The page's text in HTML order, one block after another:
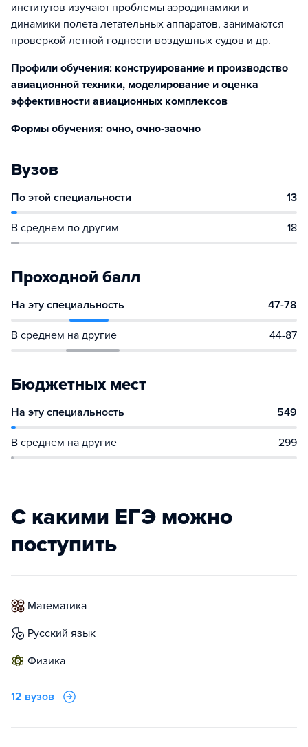
институтов изучают проблемы аэродинамики и
динамики полета летательных аппаратов, занимаются
проверкой летной годности воздушных судов и др.
Профили обучения: конструирование и производство
авиационной техники, моделирование и оценка
эффективности авиационных комплексов
Формы обучения: очно, очно-заочно
Вузов
По этой специальности 13
В среднем по другим 18
Проходной балл
На эту специальность 47-78
В среднем на другие 44-87
Бюджетных мест
На эту специальность 549
В среднем на другие 299
С какими ЕГЭ можно
поступить
математика
русский язык
физика
12 вузов